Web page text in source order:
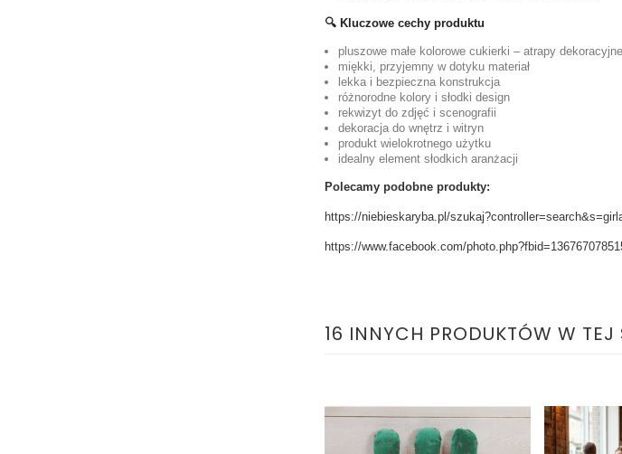
🔍 Kluczowe cechy produktu
pluszowe małe kolorowe cukierki – atrapy dekoracyjne
miękki, przyjemny w dotyku materiał
lekka i bezpieczna konstrukcja
różnorodne kolory i słodki design
rekwizyt do zdjęć i scenografii
dekoracja do wnętrz i witryn
produkt wielokrotnego użytku
idealny element słodkich aranżacji
Polecamy podobne produkty:
https://niebieskaryba.pl/
https://www.facebook.com/
16 INNYCH PRODUKTÓW W TEJ